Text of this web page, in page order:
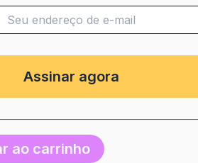
ao carrinho